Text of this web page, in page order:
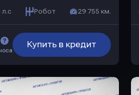
л.с Робот 29 755 км.
Купить в кредит